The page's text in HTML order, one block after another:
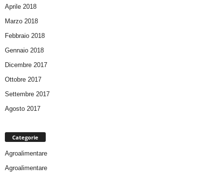
Aprile 2018
Marzo 2018
Febbraio 2018
Gennaio 2018
Dicembre 2017
Ottobre 2017
Settembre 2017
Agosto 2017
Categorie
Agroalimentare
Agroalimentare